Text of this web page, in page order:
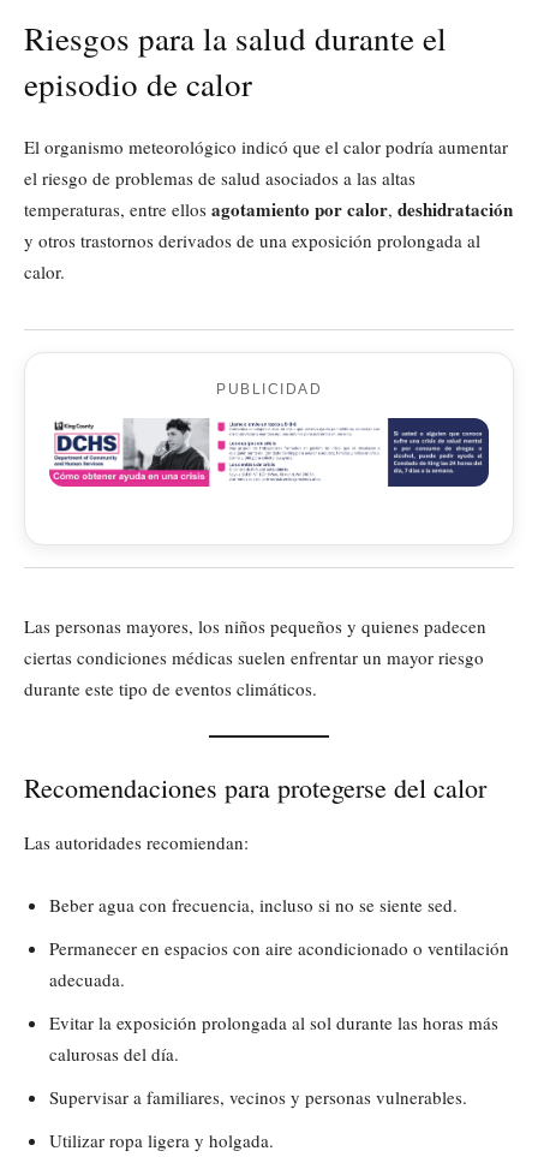
Riesgos para la salud durante el
episodio de calor
El organismo meteorológico indicó que el calor podría aumentar
el riesgo de problemas de salud asociados a las altas
temperaturas, entre ellos agotamiento por calor, deshidratación
y otros trastornos derivados de una exposición prolongada al
calor.
PUBLICIDAD
Las personas mayores, los niños pequeños y quienes padecen
ciertas condiciones médicas suelen enfrentar un mayor riesgo
durante este tipo de eventos climáticos.
Recomendaciones para protegerse del calor
Las autoridades recomiendan:
Beber agua con frecuencia, incluso si no se siente sed.
Permanecer en espacios con aire acondicionado o ventilación
adecuada.
Evitar la exposición prolongada al sol durante las horas más
calurosas del día.
Supervisar a familiares, vecinos y personas vulnerables.
Utilizar ropa ligera y holgada.